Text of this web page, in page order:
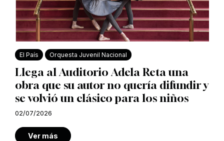
El País Orquesta Juvenil Nacional
Llega al Auditorio Adela Reta una
obra que su autor no quería difundir y
se volvió un clásico para los niños
02/07/2026
Ver más